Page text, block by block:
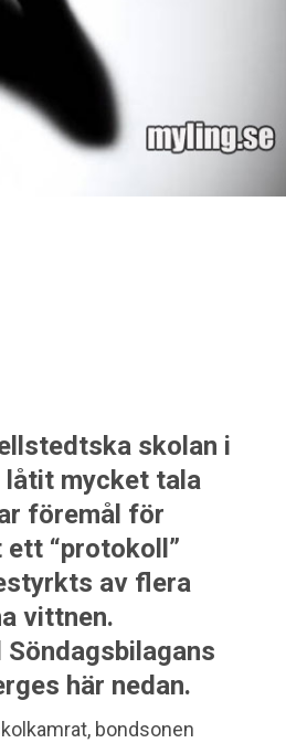
skolan i
låtit mycket tala
föremål för
ett “protokoll”
av flera
vittnen.
här nedan.
bondsonen